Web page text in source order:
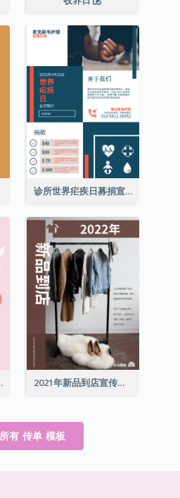
诊所世界疟疾日募捐宣传单张
傳單張 2021年新品到店宣传单张
有 传单 模板